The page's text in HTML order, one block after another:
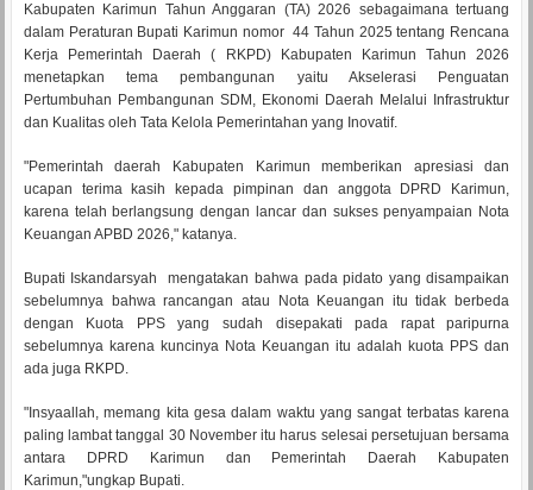
Kabupaten Karimun Tahun Anggaran (TA) 2026 sebagaimana tertuang
dalam Peraturan Bupati Karimun nomor 44 Tahun 2025 tentang Rencana
Kerja Pemerintah Daerah ( RKPD) Kabupaten Karimun Tahun 2026
menetapkan tema pembangunan yaitu Akselerasi Penguatan
Pertumbuhan Pembangunan SDM, Ekonomi Daerah Melalui Infrastruktur
dan Kualitas oleh Tata Kelola Pemerintahan yang Inovatif.
"Pemerintah daerah Kabupaten Karimun memberikan apresiasi dan
ucapan terima kasih kepada pimpinan dan anggota DPRD Karimun,
karena telah berlangsung dengan lancar dan sukses penyampaian Nota
Keuangan APBD 2026," katanya.
Bupati Iskandarsyah mengatakan bahwa pada pidato yang disampaikan
sebelumnya bahwa rancangan atau Nota Keuangan itu tidak berbeda
dengan Kuota PPS yang sudah disepakati pada rapat paripurna
sebelumnya karena kuncinya Nota Keuangan itu adalah kuota PPS dan
ada juga RKPD.
"Insyaallah, memang kita gesa dalam waktu yang sangat terbatas karena
paling lambat tanggal 30 November itu harus selesai persetujuan bersama
antara DPRD Karimun dan Pemerintah Daerah Kabupaten
Karimun,"ungkap Bupati.